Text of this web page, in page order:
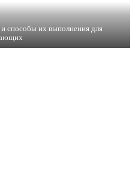
и способы их выполнения для